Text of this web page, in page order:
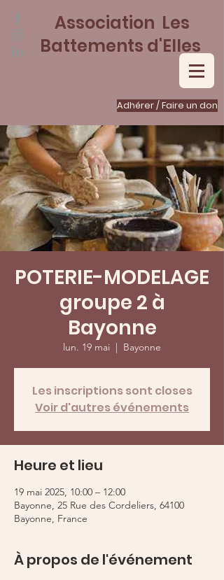
Adhérer / Faire un don
Association Les
Battements d'Elles
POTERIE-MODELAGE
groupe 2 à
Bayonne
lun. 19 mai
  |
Bayonne
Les inscriptions sont closes
Voir d'autres événements
Heure et lieu
19 mai 2025, 10:00 – 12:00
Bayonne, 25 Rue des Cordeliers, 64100
Bayonne, France
À propos de l'événement